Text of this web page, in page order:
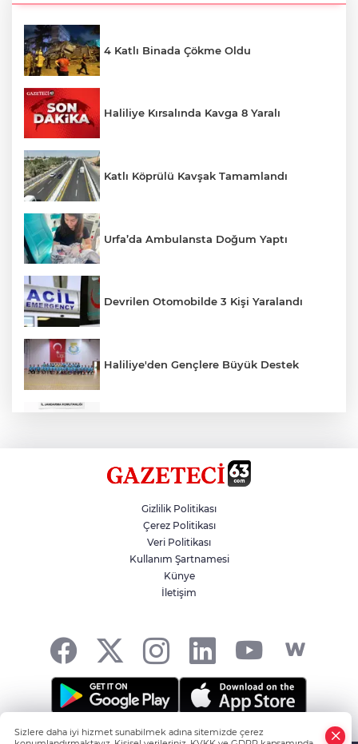
4 Katlı Binada Çökme Oldu
Haliliye Kırsalında Kavga 8 Yaralı
Katlı Köprülü Kavşak Tamamlandı
Urfa’da Ambulansta Doğum Yaptı
Devrilen Otomobilde 3 Kişi Yaralandı
Haliliye'den Gençlere Büyük Destek
Hikmet Başak’tan Ulaşım Çalışması
Atatürk Bulvarında Asfalt Yenileniyor
Gizlilik Politikası
Çerez Politikası
Veri Politikası
Kullanım Şartnamesi
Künye
İletişim
Şanlıurfa'nın Haber Noktası... -HABER YAZILIMIve
Sizlere daha iyi hizmet sunabilmek adına sitemizde çerez